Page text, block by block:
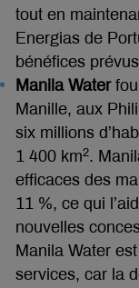
tout en
Energias de
bénéfices
Manila Water
Manille, aux
six millions
1 400 km2.
efficaces des
11 %, ce qui
nouvelles
Manila Water
services, car la